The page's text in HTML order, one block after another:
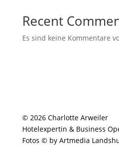
Recent
Es sind keine Kommentare
© 2026 Charlotte Arweiler
Hotelexpertin & Business
Fotos © by Artmedia